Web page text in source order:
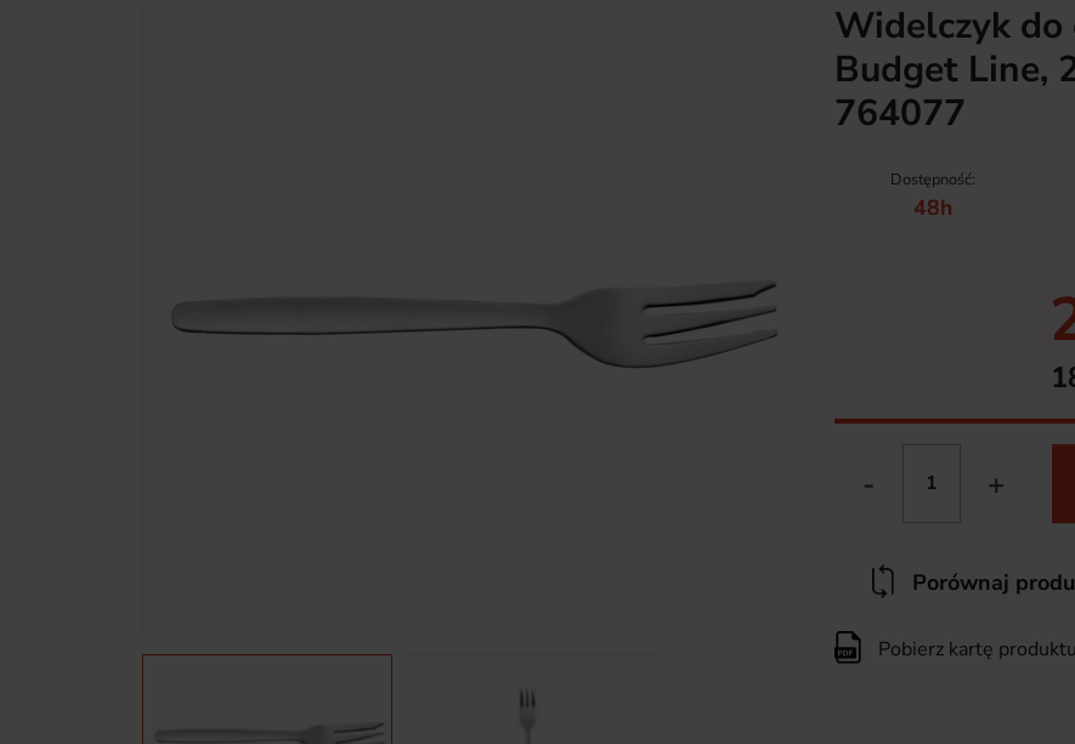
Widelczyk do
Budget Line,
764077
Dostępność:
48h
- +
Porównaj
Pobierz kartę produktu